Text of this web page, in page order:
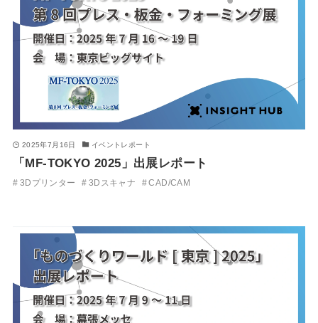
2025年7月16日 イベントレポート
「MF-TOKYO 2025」出展レポート
3Dプリンター 3Dスキャナ CAD/CAM